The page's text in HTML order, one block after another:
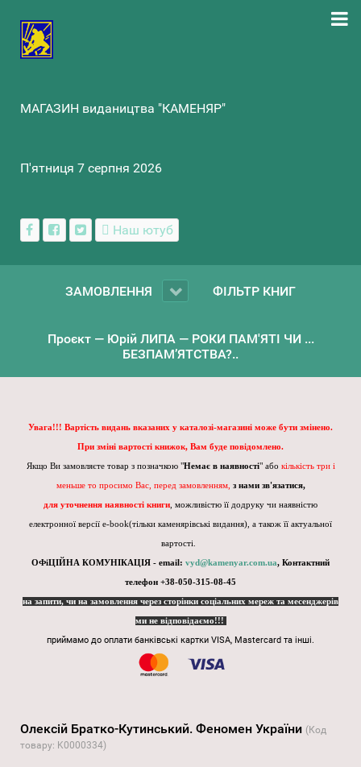
МАГАЗИН видаництва "КАМЕНЯР"
П'ятниця 7 серпня 2026
Наш ютуб
ЗАМОВЛЕННЯ ФІЛЬТР КНИГ
Проєкт — Юрій ЛИПА — РОКИ ПАМ'ЯТІ ЧИ ...
БЕЗПАМ’ЯТСТВА?..
Увага!!! Вартість видань вказаних у каталозі-магазині може бути змінено.
При зміні вартості книжок, Вам буде повідомлено.
Якщо Ви замовляєте товар з позначкою "Немає в наявності" або кількість три і
меньше то просимо Вас, перед замовленням, з нами зв'язатися,
для уточнення наявності книги , можливістю її додруку чи наявністю
електронної версії e-book(тільки каменярівські видання), а також її актуальної
вартості.
ОФіЦІЙНА КОМУНІКАЦІЯ - email: vyd@kamenyar.com.ua, Контактний
телефон +38-050-315-08-45
на запити, чи на замовлення через сторінки соціальних мереж та месенджерів
ми не відповідаємо!!!
приймамо до оплати банківські картки VISA, Mastercard та інші.
Олексій Братко-Кутинський. Феномен України (Код
товару: K0000334)